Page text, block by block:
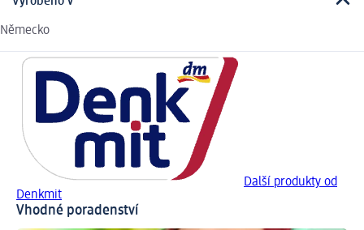
Německo
Další produkty od
Denkmit
Vhodné poradenství